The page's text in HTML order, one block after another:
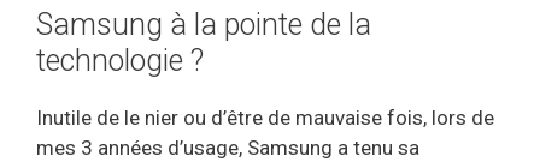
Samsung à la pointe de la
technologie ?
Inutile de le nier ou d’être de mauvaise fois, lors de
mes 3 années d’usage, Samsung a tenu sa